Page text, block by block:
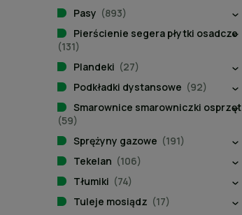
Pasy (893)
Pierścienie segera płytki osadcze
(131)
Plandeki (27)
Podkładki dystansowe (92)
Smarownice smarowniczki osprzęt
(59)
Sprężyny gazowe (191)
Tekelan (106)
Tłumiki (74)
Tuleje mosiądz (17)